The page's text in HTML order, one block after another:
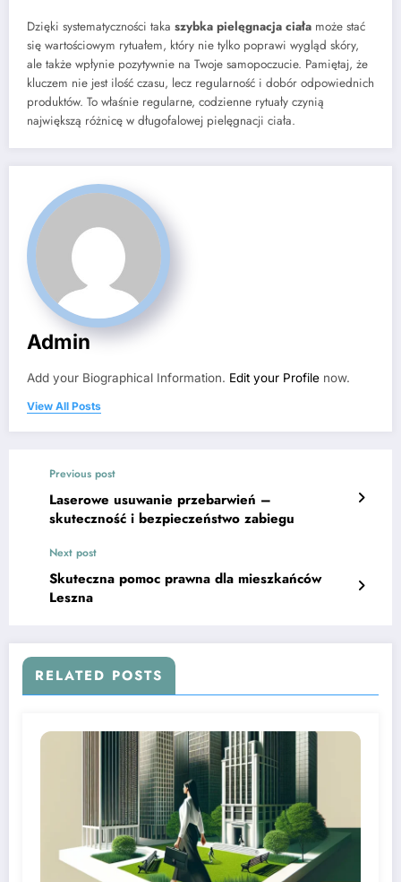
Dzięki systematyczności taka szybka pielęgnacja ciała może stać
się wartościowym rytuałem, który nie tylko poprawi wygląd skóry,
ale także wpłynie pozytywnie na Twoje samopoczucie. Pamiętaj, że
kluczem nie jest ilość czasu, lecz regularność i dobór odpowiednich
produktów. To właśnie regularne, codzienne rytuały czynią
największą różnicę w długofalowej pielęgnacji ciała.
Admin
Add your Biographical Information. Edit your Profile now.
View All Posts
Previous post
Laserowe usuwanie przebarwień –
skuteczność i bezpieczeństwo zabiegu
Next post
Skuteczna pomoc prawna dla mieszkańców
Leszna
RELATED POSTS